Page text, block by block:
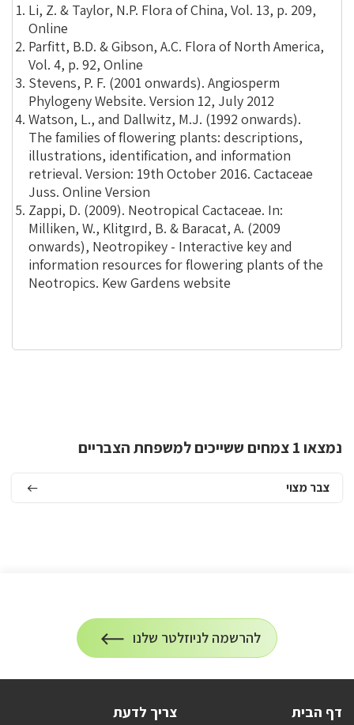
Li, Z. & Taylor, N.P. Flora of China, Vol. 13, p. 209,
Online
Parfitt, B.D. & Gibson, A.C. Flora of North America,
Vol. 4, p. 92, Online
Stevens, P. F. (2001 onwards). Angiosperm
Phylogeny Website. Version 12, July 2012
Watson, L., and Dallwitz, M.J. (1992 onwards).
The families of flowering plants: descriptions,
illustrations, identification, and information
retrieval. Version: 19th October 2016. Cactaceae
Juss. Online Version
Zappi, D. (2009). Neotropical Cactaceae. In:
Milliken, W., Klitgוrd, B. & Baracat, A. (2009
onwards), Neotropikey - Interactive key and
information resources for flowering plants of the
Neotropics. Kew Gardens website
נמצאו 1 צמחים ששייכים למשפחת הצבריים
צבר מצוי
הרשמה
להרשמה לניוזלטר שלנו
על
הרשמה
דף הבית צריך לדעת